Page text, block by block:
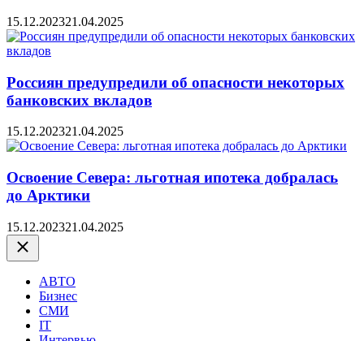
15.12.202321.04.2025
Россиян предупредили об опасности некоторых
банковских вкладов
15.12.202321.04.2025
Освоение Севера: льготная ипотека добралась
до Арктики
15.12.202321.04.2025
Закрыть
АВТО
Бизнес
СМИ
IT